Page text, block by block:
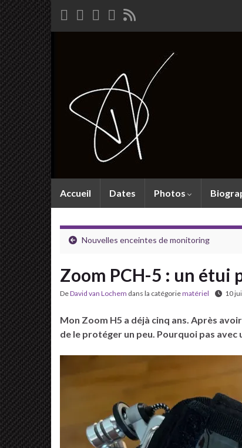
Accueil Dates Photos
Nouvelles enceintes de monitoring
Zoom PCH-5 : un étui
DeDavid van Lochem dans la catégoriematériel 10
Mon Zoom H5 a déjà cinq ans. Après
de le protéger un peu. Pourquoi pas